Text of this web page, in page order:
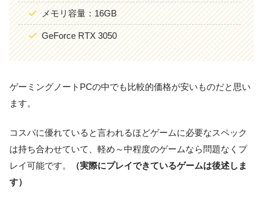
メモリ容量：16GB
GeForce RTX 3050
ゲーミングノートPCの中でも比較的価格が安いものだと思い
ます。
コスパに優れていると言われるほどゲームに必要なスペック
は持ち合わせていて、軽め～中程度のゲームなら問題なくプ
レイ可能です。
（実際にプレイできているゲームは後述しま
す）